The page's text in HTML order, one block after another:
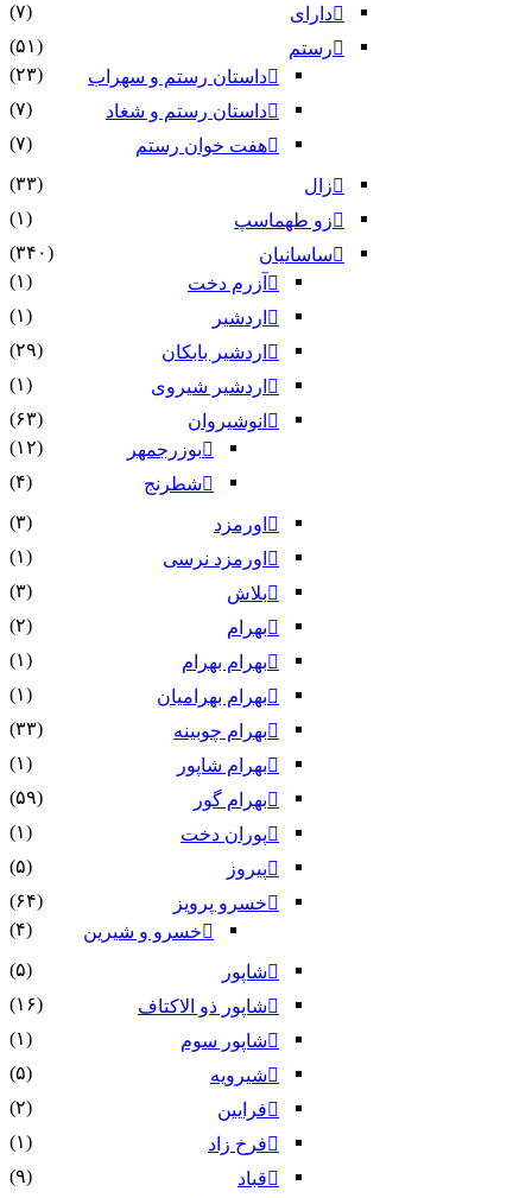
دارای
(۷)
رستم
(۵۱)
داستان رستم و سهراب
(۲۳)
داستان رستم و شغاد
(۷)
هفت خوان رستم‏
(۷)
زال
(۳۳)
زو طهماسپ‏
(۱)
ساسانیان
(۳۴۰)
آزرم دخت
(۱)
اردشیر
(۱)
اردشیر بابکان
(۲۹)
اردشیر شیروی
(۱)
انوشیروان
(۶۳)
بوزرجمهر
(۱۲)
شطرنج
(۴)
اورمزد
(۳)
اورمزد نرسى‏
(۱)
بلاش
(۳)
بهرام
(۲)
بهرام بهرام
(۱)
بهرام بهرامیان‏
(۱)
بهرام چوبینه
(۳۳)
بهرام شاپور
(۱)
بهرام گور
(۵۹)
پوران دخت
(۱)
پیروز
(۵)
خسرو پرویز
(۶۴)
خسرو و شیرین
(۴)
شاپور
(۵)
شاپور ذو الاکتاف
(۱۶)
شاپور سوم‏
(۱)
شیرویه
(۵)
فرایین
(۲)
فرخ زاد
(۱)
قباد
(۹)